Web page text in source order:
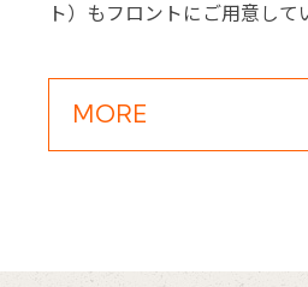
Rates and the membership program
ト）もフロントにご用意して
MORE